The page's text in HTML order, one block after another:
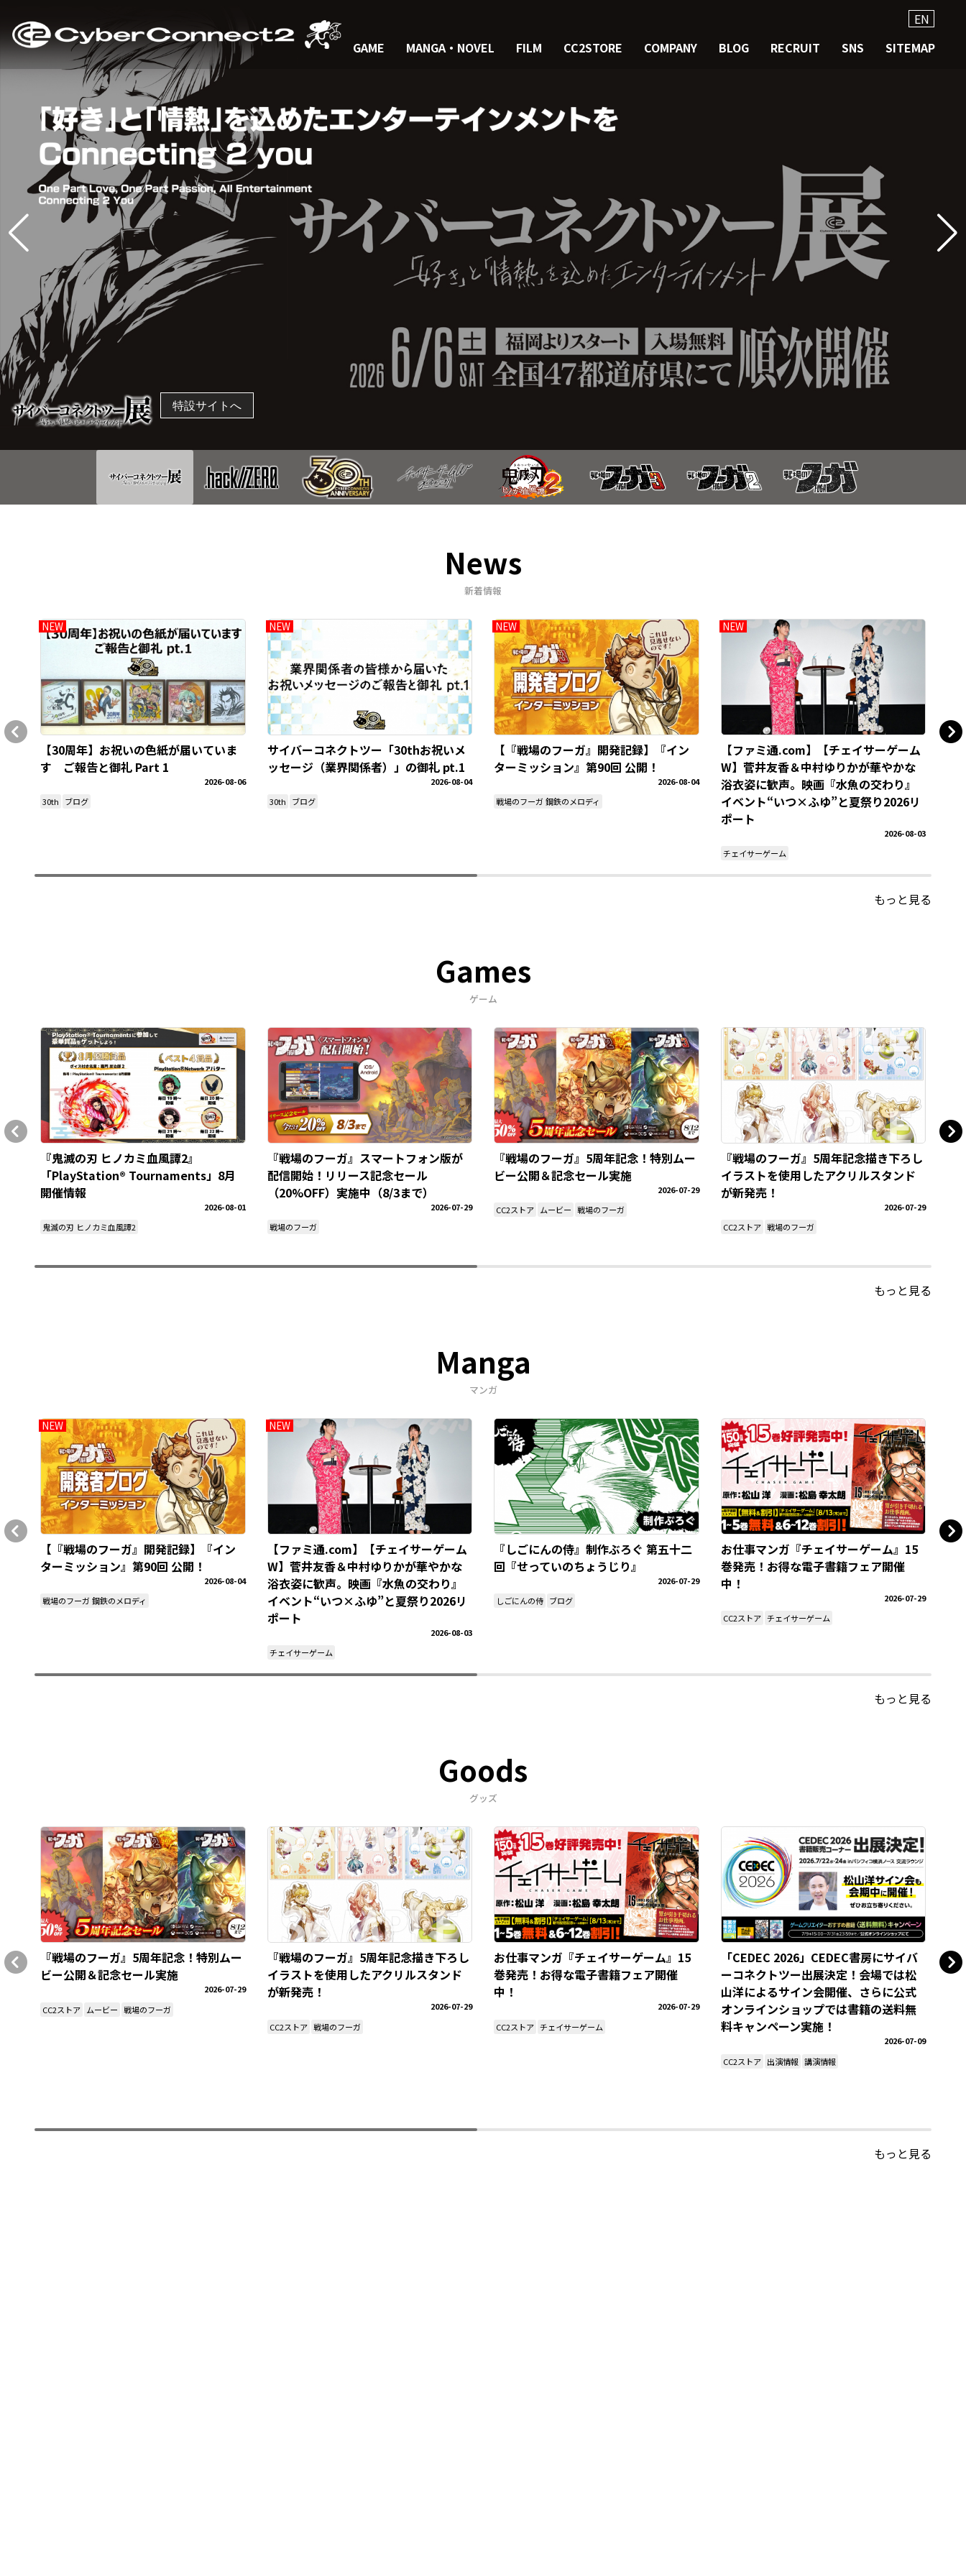
GAME MANGA・NOVEL FILM CC2STORE COMPANY BLOG RECRUIT SNS SITEMAP
EN
特設サイトへ
News
新着情報
NEW
【30周年】お祝いの色紙が届いていま
す ​ご報告と御礼 Part 1
2026-08-06
30th
ブログ
NEW
サイバーコネクトツー「30thお祝いメ
ッセージ（業界関係者）」の御礼 pt.1
2026-08-04
30th
ブログ
NEW
【『戦場のフーガ』開発記録】『イン
ターミッション』第90回 公開！
2026-08-04
戦場のフーガ 鋼鉄のメロディ
NEW
【ファミ通.com】【チェイサーゲーム
W】菅井友香＆中村ゆりかが華やかな
浴衣姿に歓声。映画『水魚の交わり』
イベント“いつ×ふゆ”と夏祭り2026リ
ポート
2026-08-03
チェイサーゲーム
もっと見る
Games
ゲーム
『鬼滅の刃 ヒノカミ血風譚2』
「PlayStation® Tournaments」8月
開催情報
2026-08-01
鬼滅の刃 ヒノカミ血風譚2
『戦場のフーガ』スマートフォン版が
配信開始！リリース記念セール
（20%OFF）実施中（8/3まで）
2026-07-29
戦場のフーガ
『戦場のフーガ』5周年記念！特別ムー
ビー公開＆記念セール実施
2026-07-29
CC2ストア ムービー 戦場のフーガ
『戦場のフーガ』5周年記念描き下ろし
イラストを使用したアクリルスタンド
が新発売！
2026-07-29
CC2ストア 戦場のフーガ
もっと見る
Manga
マンガ
NEW
【『戦場のフーガ』開発記録】『イン
ターミッション』第90回 公開！
2026-08-04
戦場のフーガ 鋼鉄のメロディ
NEW
【ファミ通.com】【チェイサーゲーム
W】菅井友香＆中村ゆりかが華やかな
浴衣姿に歓声。映画『水魚の交わり』
イベント“いつ×ふゆ”と夏祭り2026リ
ポート
2026-08-03
チェイサーゲーム
『しごにんの侍』制作ぶろぐ 第五十二
回『せっていのちょうじり』
2026-07-29
しごにんの侍 ブログ
お仕事マンガ『チェイサーゲーム』15
巻発売！お得な電子書籍フェア開催
中！
2026-07-29
CC2ストア チェイサーゲーム
もっと見る
Goods
グッズ
『戦場のフーガ』5周年記念！特別ムー
ビー公開＆記念セール実施
2026-07-29
CC2ストア ムービー 戦場のフーガ
『戦場のフーガ』5周年記念描き下ろし
イラストを使用したアクリルスタンド
が新発売！
2026-07-29
CC2ストア 戦場のフーガ
お仕事マンガ『チェイサーゲーム』15
巻発売！お得な電子書籍フェア開催
中！
2026-07-29
CC2ストア チェイサーゲーム
「CEDEC 2026」CEDEC書房にサイバ
ーコネクトツー出展決定！会場では松
山洋によるサイン会開催、さらに公式
オンラインショップでは書籍の送料無
料キャンペーン実施！
2026-07-09
CC2ストア 出演情報 講演情報
公
の
もっと見る